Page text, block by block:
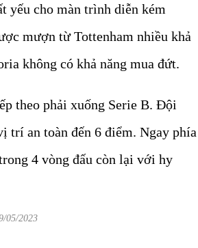
yếu cho màn trình diễn kém
mượn từ Tottenham nhiều khả
không có khả năng mua đứt.
theo phải xuống Serie B. Đội
trí an toàn đến 6 điểm. Ngay phía
4 vòng đấu còn lại với hy
05/2023